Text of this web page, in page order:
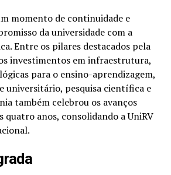
momento de continuidade e
da universidade com a
Entre os pilares destacados pela
investimentos em infraestrutura,
para o ensino-aprendizagem,
universitário, pesquisa científica e
também celebrou os avanços
quatro anos, consolidando a UniRV